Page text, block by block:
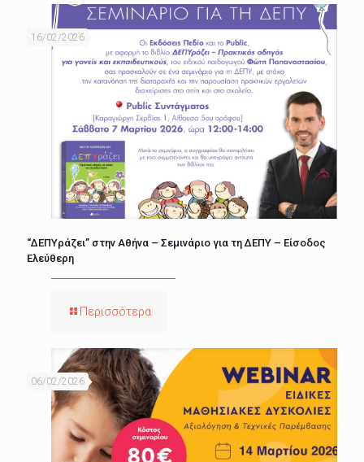
16/02/2026
“ΔΕΠΥράζει” στην Αθήνα – Σεμινάριο για τη ΔΕΠΥ – Είσοδος
Ελεύθερη
Περισσότερα
06/02/2026